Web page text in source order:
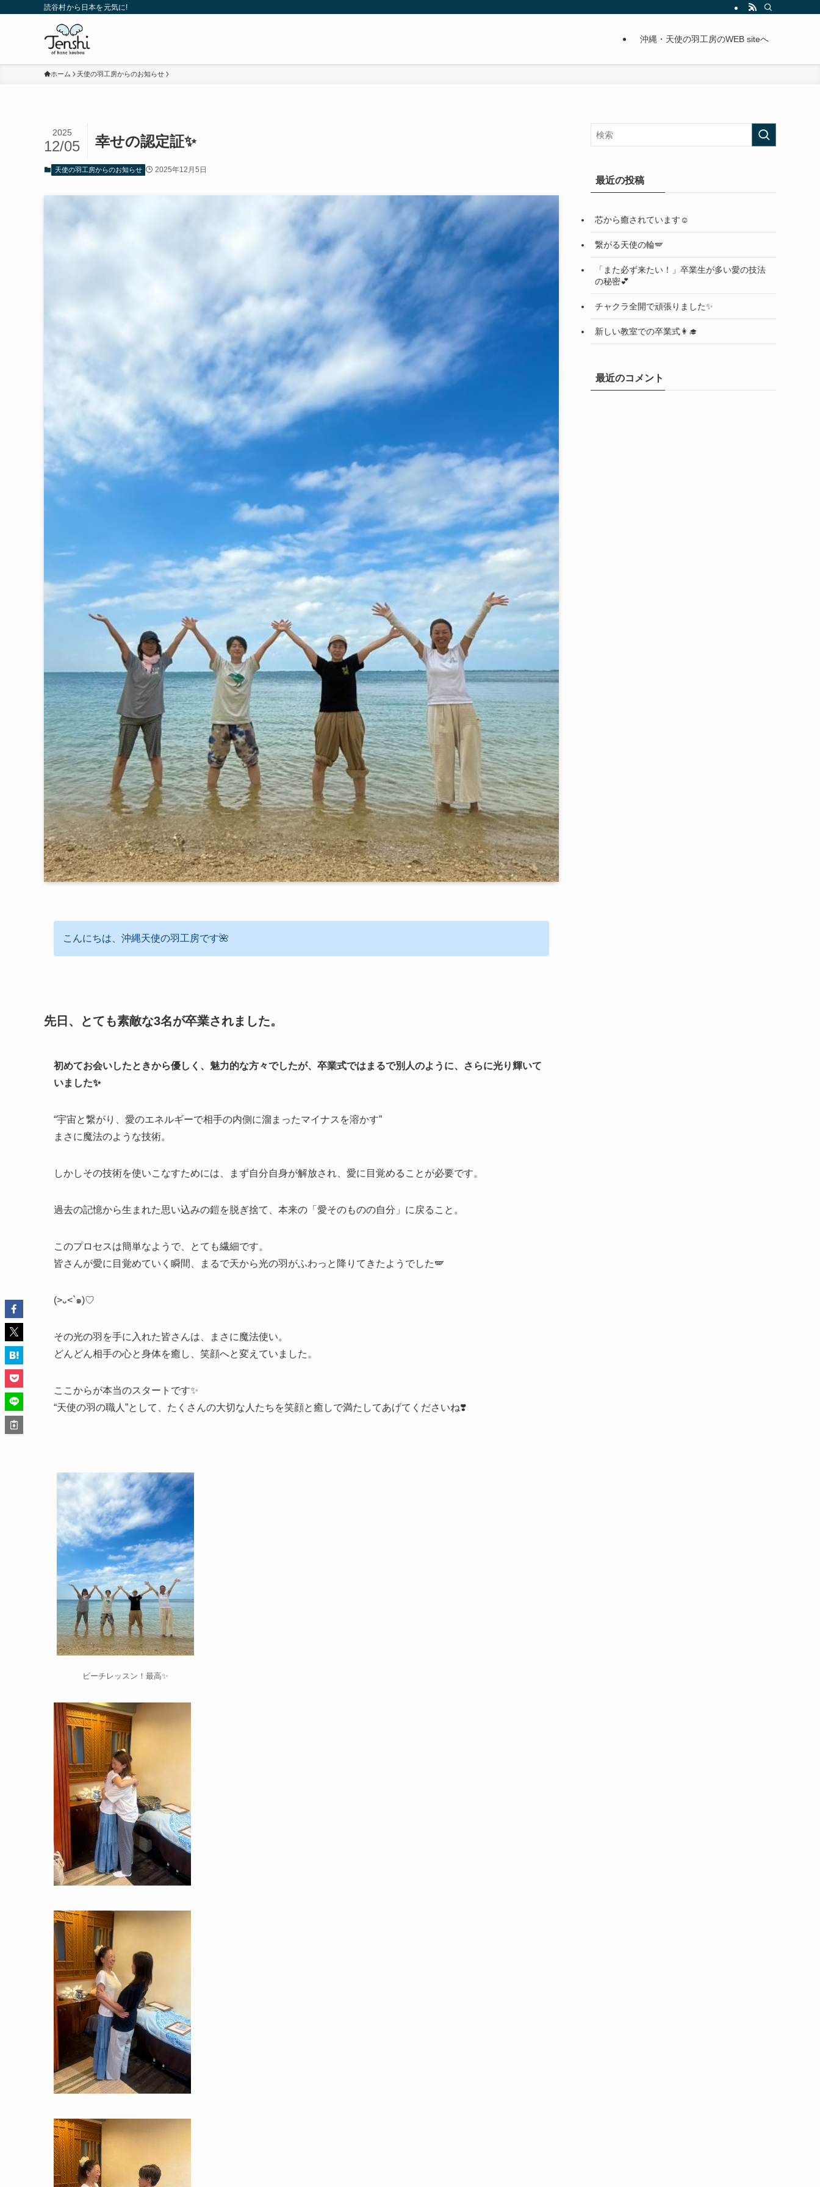
読谷村から日本を元気に!
沖縄・天使の羽工房のWEB siteへ
ホーム 天使の羽工房からのお知らせ
幸せの認定証✨
2025
12/05
天使の羽工房からのお知らせ 2025年12月5日
こんにちは、沖縄天使の羽工房です🌺
先日、とても素敵な3名が卒業されました。
初めてお会いしたときから優しく、魅力的な方々でしたが、卒業式ではまるで別人のように、さらに光り輝いて
いました✨
“宇宙と繋がり、愛のエネルギーで相手の内側に溜まったマイナスを溶かす”
まさに魔法のような技術。
しかしその技術を使いこなすためには、まず自分自身が解放され、愛に目覚めることが必要です。
過去の記憶から生まれた思い込みの鎧を脱ぎ捨て、本来の「愛そのものの自分」に戻ること。
このプロセスは簡単なようで、とても繊細です。
皆さんが愛に目覚めていく瞬間、まるで天から光の羽がふわっと降りてきたようでした🪽
(>᎑<`๑)♡
その光の羽を手に入れた皆さんは、まさに魔法使い。
どんどん相手の心と身体を癒し、笑顔へと変えていました。
ここからが本当のスタートです✨
“天使の羽の職人”として、たくさんの大切な人たちを笑顔と癒しで満たしてあげてくださいね❣️
ビーチレッスン！最高✨
最近の投稿
芯から癒されています☺️
繋がる天使の輪🪽
「また必ず来たい！」卒業生が多い愛の技法
の秘密💕
チャクラ全開で頑張りました✨
新しい教室での卒業式👩‍🎓
最近のコメント